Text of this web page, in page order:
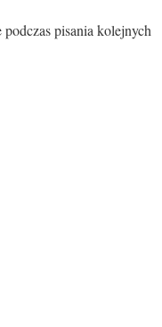
pisania kolejnych